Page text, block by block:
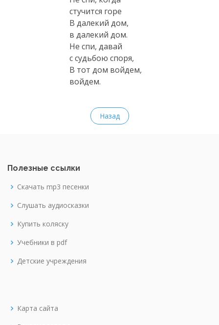
стучится горе
В далекий дом,
в далекий дом.
Не спи, давай
с судьбою споря,
В тот дом войдем,
войдем.
Назад
Полезные ссылки
Скачать mp3 песенки
Слушать аудиосказки
Купить коляску
Учебники в pdf
Детские учреждения
Карта сайта